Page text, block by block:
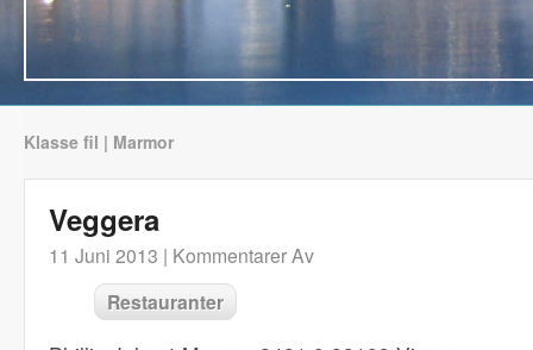
Klasse fil | Marmor
Veggera
11 Juni 2013 | Kommentarer Av
Restauranter